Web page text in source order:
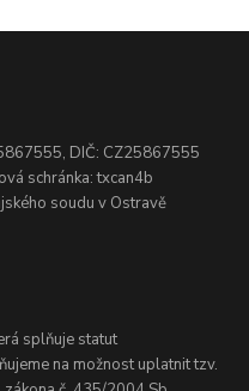
DIČ: CZ25867555
schránka: txcan4b
soudu v Ostravě
splňuje statut
na možnost uplatnit tzv.